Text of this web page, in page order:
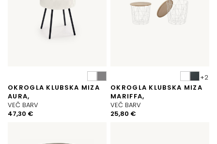
OKROGLA KLUBSKA MIZA
AURA,
VEČ BARV
47,30 €
OKROGLA KLUBSKA MIZA
MARIFFA,
VEČ BARV
25,80 €